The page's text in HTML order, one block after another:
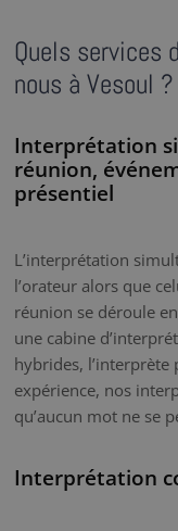
Quels services
nous à Vesoul ?
Interprétation
réunion,
présentiel
L’interprétation
l’orateur alors que
réunion se déroule
une cabine
hybrides,
expérience, nos
qu’aucun mot ne se
Interprétation